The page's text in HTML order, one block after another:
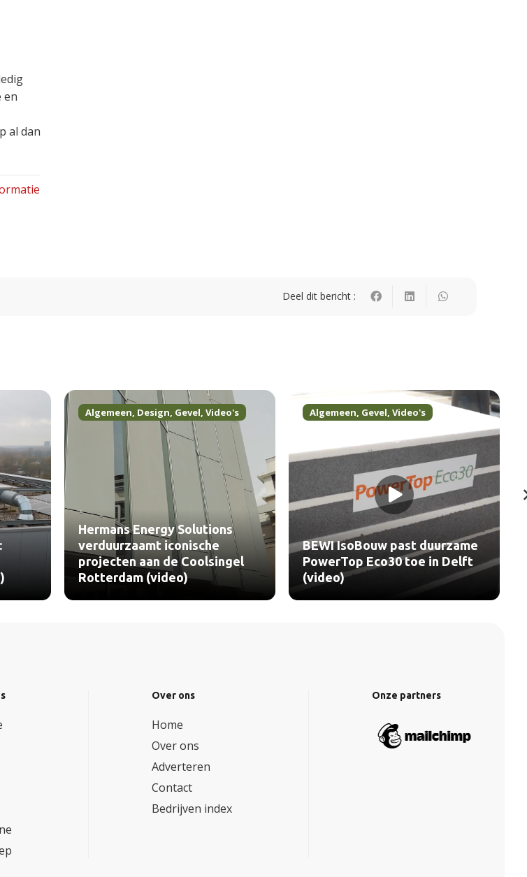
en
al dan
Deel dit bericht :
Algemeen, Design, Gevel,Video's
Hermans Energy Solutions
verduurzaamt iconische
projecten aan de Coolsingel
Rotterdam (video)
Algemeen, Gevel, Video's
BEWI IsoBouw past duurzame
PowerTop Eco30 toe in Delft
(video)
Over ons
Home
Over ons
Adverteren
Contact
Bedrijven index
Onze partners